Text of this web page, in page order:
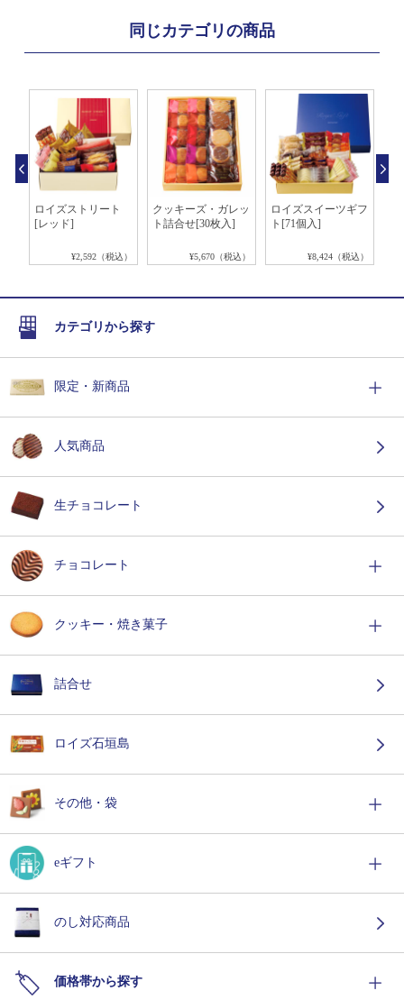
同じカテゴリの商品
ロイズストリート
[レッド]
¥2,592（税込）
クッキーズ・ガレッ
ト詰合せ[30枚入]
¥5,670（税込）
ロイズスイーツギフ
ト[71個入]
¥8,424（税込）
カテゴリから探す
限定・新商品
人気商品
生チョコレート
チョコレート
クッキー・焼き菓子
詰合せ
ロイズ石垣島
その他・袋
eギフト
のし対応商品
価格帯から探す